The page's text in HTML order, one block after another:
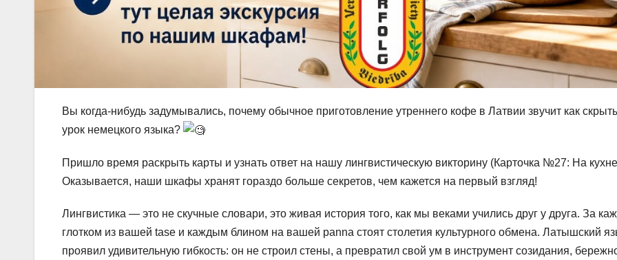
Вы когда-нибудь задумывались, почему обычное приготовление утреннего кофе в Латвии звучит как
урок немецкого языка?
Пришло время раскрыть карты и узнать ответ на нашу лингвистическую викторину (Карточка №27: На
Оказывается, наши шкафы хранят гораздо больше секретов, чем кажется на первый взгляд!
Лингвистика — это не скучные словари, это живая история того, как мы веками учились друг у друга. За
глотком из вашей tase и каждым блином на вашей panna стоят столетия культурного обмена. Латышский
проявил удивительную гибкость: он не строил стены, а превратил свой ум в инструмент созидания,